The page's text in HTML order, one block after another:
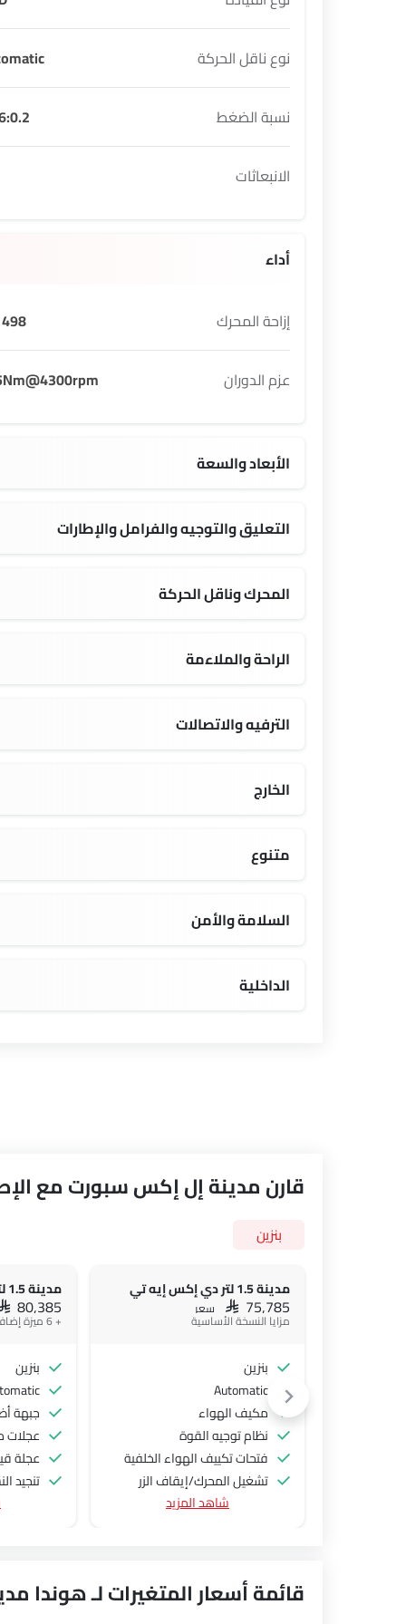
نوع ناقل الحركة
نسبة الضغط
الانبعاثات
أداء
إزاحة المحرك cc
عزم الدوران
الأبعاد والسعة
التعليق والتوجيه والفرامل والإطارات
المحرك وناقل الحركة
الراحة والملاءمة
الترفيه والاتصالات
الخارج
متنوع
السلامة والأمن
الداخلية
قارن مدينة إل إكس سبورت مع
بنزين
مدينة 1.5 لتر دي إكس إيه تي
SAR 75,785 سعر
مزايا النسخة الأساسية
بنزين
Automatic
مكيف الهواء
نظام توجيه القوة
فتحات تكييف الهواء الخلفية
تشغيل المحرك/إيقاف الزر
منفذ الطاقة الملحق
جبهة المتحدثين
شاهد المزيد
مدينة 1.5 لتر إل إكس إيه تي
80,385
+ 6 ميزة إضافية
بنزين
جبهة
عجلات
عجلة
تنجيد
قائمة أسعار المتغيرات لـ هوندا